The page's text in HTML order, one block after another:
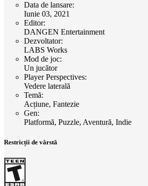
Data de lansare:
Iunie 03, 2021
Editor:
DANGEN Entertainment
Dezvoltator:
LABS Works
Mod de joc:
Un jucător
Player Perspectives:
Vedere laterală
Temă:
Acțiune, Fantezie
Gen:
Platformă, Puzzle, Aventură, Indie
Restricții de vârstă